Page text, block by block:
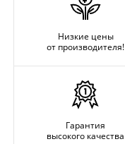
Низкие цены
от производителя!
Гарантия
высокого качества